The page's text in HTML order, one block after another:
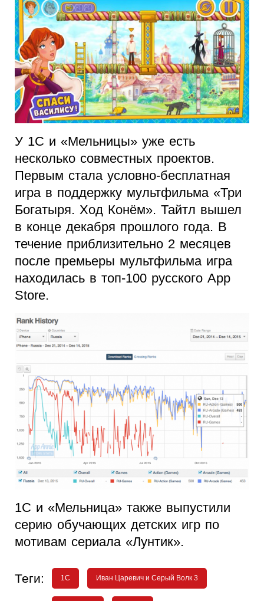
У 1С и «Мельницы» уже есть
несколько совместных проектов.
Первым стала условно-бесплатная
игра в поддержку мультфильма «Три
Богатыря. Ход Конём». Тайтл вышел
в конце декабря прошлого года. В
течение приблизительно 2 месяцев
после премьеры мультфильма игра
находилась в топ-100 русского App
Store.
1С и «Мельница» также выпустили
серию обучающих детских игр по
мотивам сериала «Лунтик».
Теги: 1С Иван Царевич и Серый Волк 3